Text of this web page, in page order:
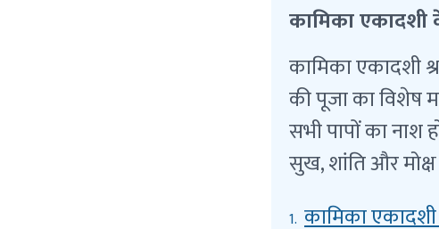
कामिका एकादशी
कामिका एकादशी
की पूजा का विशेष
सभी पापों का नाश
सुख, शांति और मोक्ष
1. कामिका